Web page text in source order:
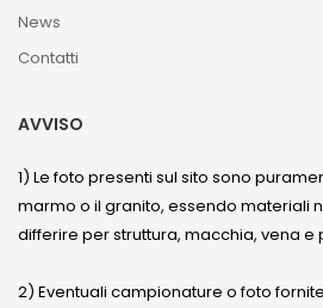
News
Contatti
AVVISO
1) Le foto presenti sul sito sono
marmo o il granito, essendo materiali
differire per struttura, macchia, vena e
2) Eventuali campionature o foto